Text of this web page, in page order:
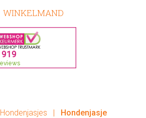
WINKELMAND
Hondenjasjes |
Hondenjasje